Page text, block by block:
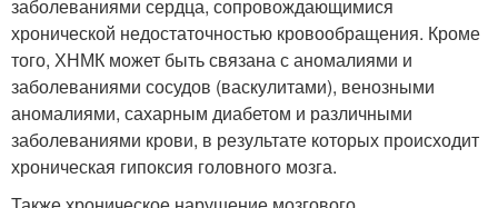
заболеваниями сердца, сопровождающимися
хронической недостаточностью кровообращения. Кроме
того, ХНМК может быть связана с аномалиями и
заболеваниями сосудов (васкулитами), венозными
аномалиями, сахарным диабетом и различными
заболеваниями крови, в результате которых происходит
хроническая гипоксия головного мозга.